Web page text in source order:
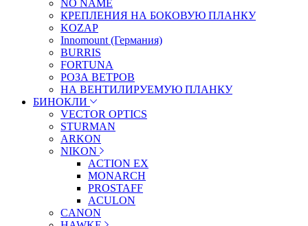
NO NAME
КРЕПЛЕНИЯ НА БОКОВУЮ ПЛАНКУ
KOZAP
Innomount (Германия)
BURRIS
FORTUNA
РОЗА ВЕТРОВ
НА ВЕНТИЛИРУЕМУЮ ПЛАНКУ
БИНОКЛИ
VECTOR OPTICS
STURMAN
ARKON
NIKON
ACTION EX
MONARCH
PROSTAFF
ACULON
CANON